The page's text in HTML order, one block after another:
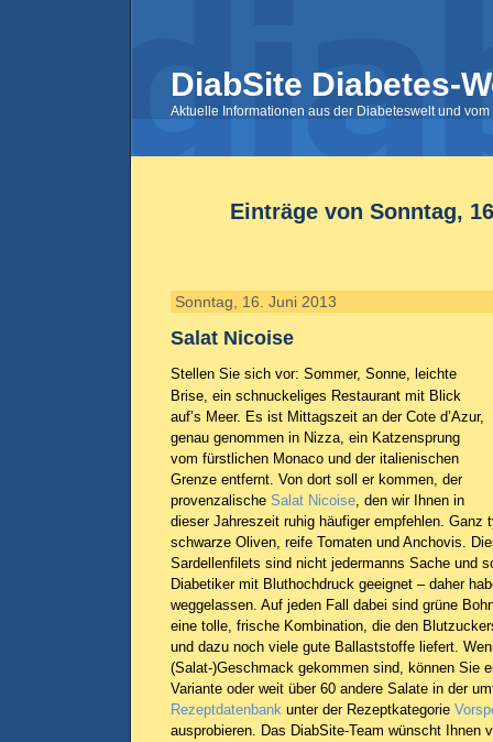
DiabSite Diabetes-
Aktuelle Informationen aus der Diabeteswelt und
Einträge von Sonntag,
Sonntag, 16. Juni 2013
Salat Nicoise
Stellen Sie sich vor: Sommer, Sonne, leichte
Brise, ein schnuckeliges Restaurant mit Blick
auf’s Meer. Es ist Mittagszeit an der Cote d’Azur,
genau genommen in Nizza, ein Katzensprung
vom fürstlichen Monaco und der italienischen
Grenze entfernt. Von dort soll er kommen, der
provenzalische Salat Nicoise, den wir Ihnen in
dieser Jahreszeit ruhig häufiger empfehlen. Ganz
schwarze Oliven, reife Tomaten und Anchovis.
Sardellenfilets sind nicht jedermanns Sache und
Diabetiker mit Bluthochdruck geeignet – daher
weggelassen. Auf jeden Fall dabei sind grüne
eine tolle, frische Kombination, die den
und dazu noch viele gute Ballaststoffe liefert.
(Salat-)Geschmack gekommen sind, können Sie
Variante oder weit über 60 andere Salate in der
Rezeptdatenbank unter der Rezeptkategorie
ausprobieren. Das DiabSite-Team wünscht Ihnen